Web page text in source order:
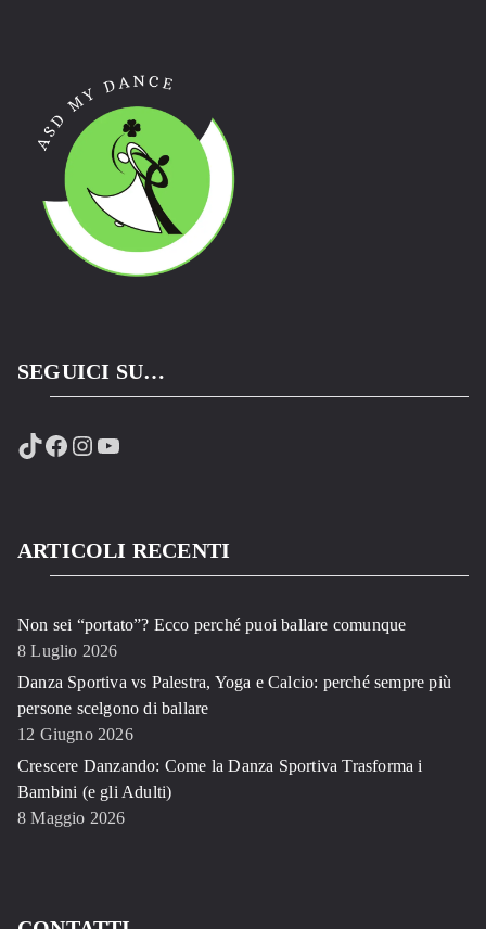
SEGUICI SU…
TikTok
Facebook
Instagram
YouTube
ARTICOLI RECENTI
Non sei “portato”? Ecco perché puoi ballare comunque
8 Luglio 2026
Danza Sportiva vs Palestra, Yoga e Calcio: perché sempre più
persone scelgono di ballare
12 Giugno 2026
Crescere Danzando: Come la Danza Sportiva Trasforma i
Bambini (e gli Adulti)
8 Maggio 2026